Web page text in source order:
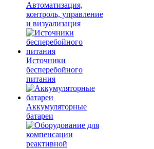
Автоматизация,
контроль, управление
и визуализация
Источники
бесперебойного
питания
Аккумуляторные
батареи